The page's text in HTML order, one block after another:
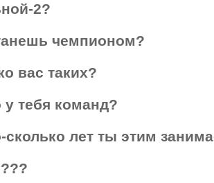
2?
чемпионом?
вас таких?
у тебя команд?
сколько лет ты этим